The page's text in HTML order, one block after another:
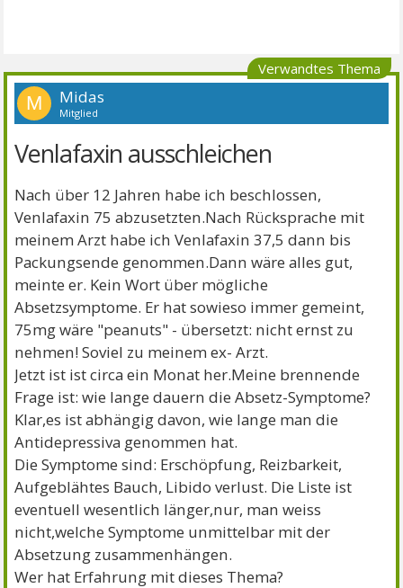
Verwandtes Thema
M Midas
Mitglied
Venlafaxin ausschleichen
Nach über 12 Jahren habe ich beschlossen,
Venlafaxin 75 abzusetzten.Nach Rücksprache mit
meinem Arzt habe ich Venlafaxin 37,5 dann bis
Packungsende genommen.Dann wäre alles gut,
meinte er. Kein Wort über mögliche
Absetzsymptome. Er hat sowieso immer gemeint,
75mg wäre "peanuts" - übersetzt: nicht ernst zu
nehmen! Soviel zu meinem ex- Arzt.
Jetzt ist ist circa ein Monat her.Meine brennende
Frage ist: wie lange dauern die Absetz-Symptome?
Klar,es ist abhängig davon, wie lange man die
Antidepressiva genommen hat.
Die Symptome sind: Erschöpfung, Reizbarkeit,
Aufgeblähtes Bauch, Libido verlust. Die Liste ist
eventuell wesentlich länger,nur, man weiss
nicht,welche Symptome unmittelbar mit der
Absetzung zusammenhängen.
Wer hat Erfahrung mit dieses Thema?